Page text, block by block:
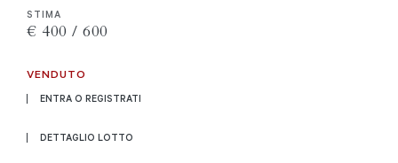
STIMA
€ 400 / 600
VENDUTO
ENTRA O REGISTRATI
DETTAGLIO LOTTO